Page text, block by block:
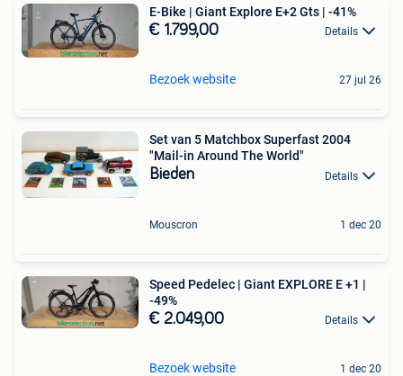
E-Bike | Giant Explore E+2 Gts | -41%
€ 1.799,00 Details
Bezoek website 27 jul 26
Set van 5 Matchbox Superfast 2004
"Mail-in Around The World"
Bieden Details
Mouscron 1 dec 20
Speed Pedelec | Giant EXPLORE E +1 |
-49%
€ 2.049,00 Details
Bezoek website 1 dec 20